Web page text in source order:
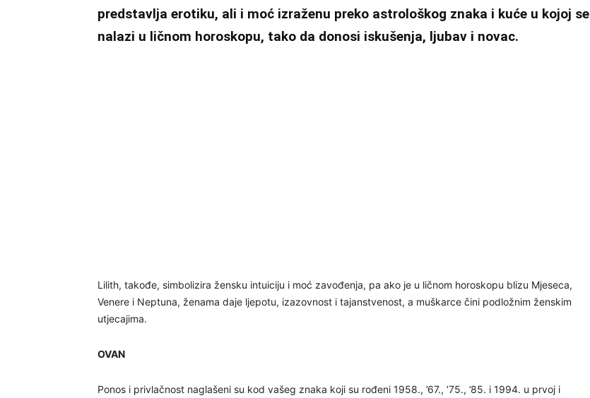
predstavlja erotiku, ali i moć izraženu preko astrološkog znaka i kuće u kojoj se
nalazi u ličnom horoskopu, tako da donosi iskušenja, ljubav i novac.
Lilith, takođe, simbolizira žensku intuiciju i moć zavođenja, pa ako je u ličnom horoskopu blizu Mjeseca,
Venere i Neptuna, ženama daje ljepotu, izazovnost i tajanstvenost, a muškarce čini podložnim ženskim
utjecajima.
OVAN
Ponos i privlačnost naglašeni su kod vašeg znaka koji su rođeni 1958., ’67., ’75., ’85. i 1994. u prvoj i